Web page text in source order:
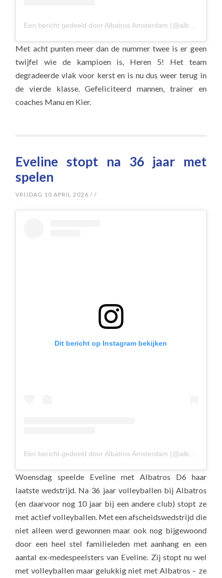
Een bericht gedeeld door Albatros Amsterdam (@albavolley)
Met acht punten meer dan de nummer twee is er geen
twijfel wie de kampioen is, Heren 5! Het team
degradeerde vlak voor kerst en is nu dus weer terug in
de vierde klasse. Gefeliciteerd mannen, trainer en
coaches Manu en Kier.
Eveline stopt na 36 jaar met
spelen
VRIJDAG 10 APRIL 2026 //
Dit bericht op Instagram bekijken
Woensdag speelde Eveline met Albatros D6 haar
laatste wedstrijd. Na 36 jaar volleyballen bij Albatros
(en daarvoor nog 10 jaar bij een andere club) stopt ze
met actief volleyballen. Met een afscheidswedstrijd die
niet alleen werd gewonnen maar ook nog bijgewoond
door een heel stel familieleden met aanhang en een
aantal ex-medespeelsters van Eveline. Zij stopt nu wel
met volleyballen maar gelukkig niet met Albatros – ze